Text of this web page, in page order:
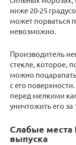
ниже 20-25
может порваться
невозможно.
Производитель
стекле, которое,
можно
с его
перед мелкими
уничтожить его
Слабые места
выпуска